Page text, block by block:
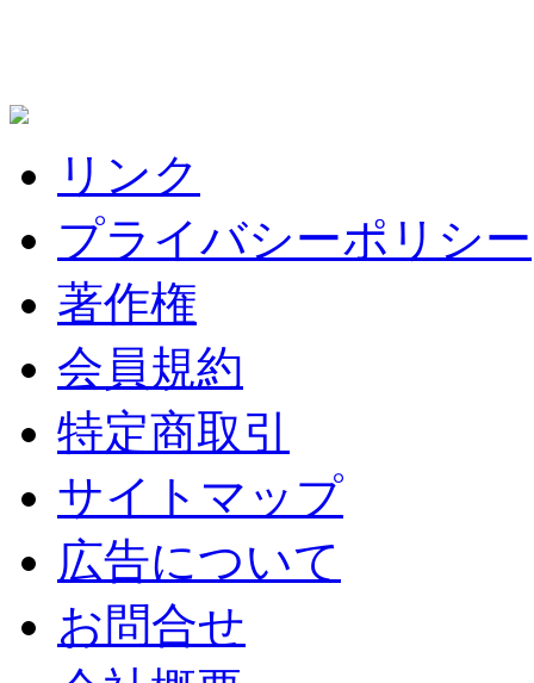
リンク
プライバシーポリシー
著作権
会員規約
特定商取引
サイトマップ
広告について
お問合せ